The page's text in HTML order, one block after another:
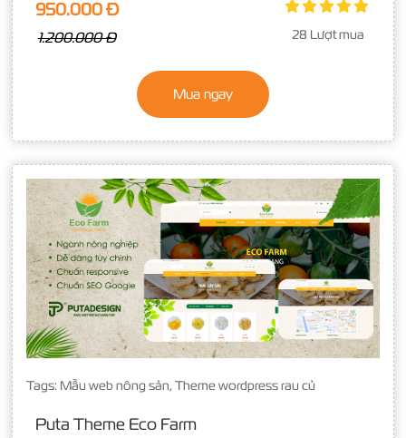
950.000 Đ
1.200.000 Đ 28 Lượt mua
Mua ngay
Tags: Mẫu web nông sản, Theme wordpress rau củ
Puta Theme Eco Farm